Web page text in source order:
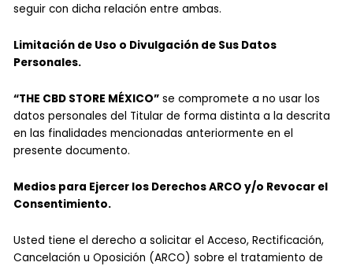
seguir con dicha relación entre ambas.
Limitación de Uso o Divulgación de Sus Datos
Personales.
“THE CBD STORE MÉXICO” se compromete a no usar los
datos personales del Titular de forma distinta a la descrita
en las finalidades mencionadas anteriormente en el
presente documento.
Medios para Ejercer los Derechos ARCO y/o Revocar el
Consentimiento.
Usted tiene el derecho a solicitar el Acceso, Rectificación,
Cancelación u Oposición (ARCO) sobre el tratamiento de